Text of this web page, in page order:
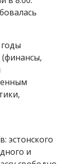
эстонского
и